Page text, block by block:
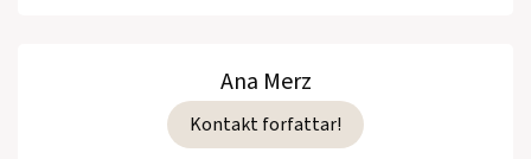
Ana Merz
Kontakt forfattar!